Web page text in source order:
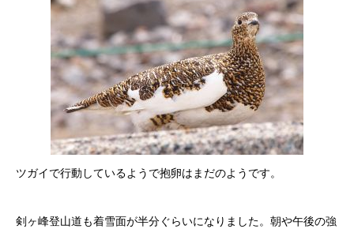
ツガイで行動しているようで抱卵はまだのようです。
剣ヶ峰登山道も着雪面が半分ぐらいになりました。朝や午後の強